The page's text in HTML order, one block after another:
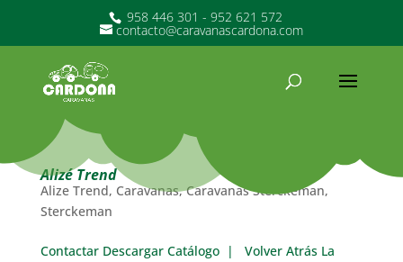
958 446 301 - 952 621 572
contacto@caravanascardona.com
Alizé Trend
Alize Trend, Caravanas,Caravanas Sterckeman,
Sterckeman
Contactar Descargar Catálogo | Volver Atrás La